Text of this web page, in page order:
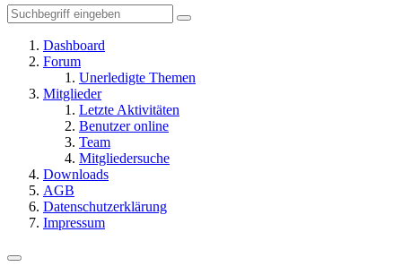
Dashboard
Forum
Unerledigte Themen
Mitglieder
Letzte Aktivitäten
Benutzer online
Team
Mitgliedersuche
Downloads
AGB
Datenschutzerklärung
Impressum